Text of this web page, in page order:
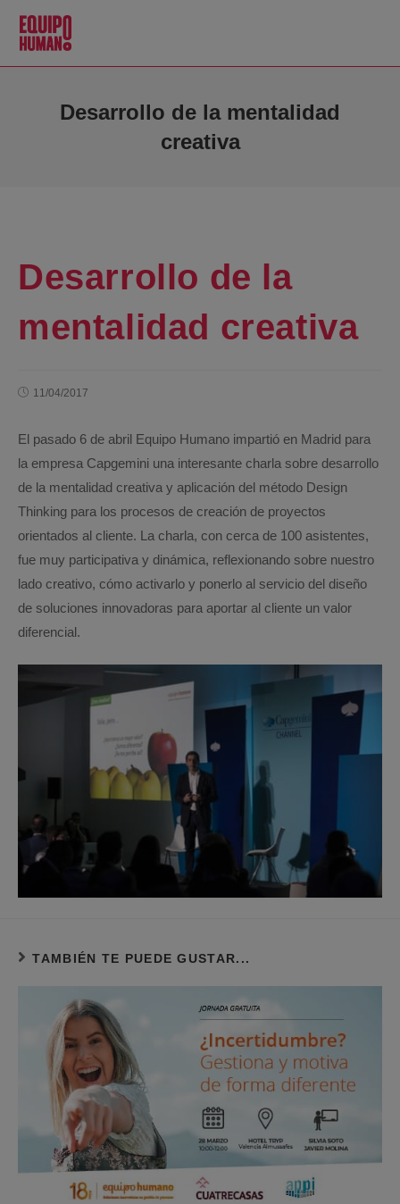
Desarrollo de la mentalidad
creativa
Desarrollo de la
mentalidad creativa
11/04/2017
El pasado 6 de abril Equipo Humano impartió en Madrid para
la empresa Capgemini una interesante charla sobre desarrollo
de la mentalidad creativa y aplicación del método Design
Thinking para los procesos de creación de proyectos
orientados al cliente. La charla, con cerca de 100 asistentes,
fue muy participativa y dinámica, reflexionando sobre nuestro
lado creativo, cómo activarlo y ponerlo al servicio del diseño
de soluciones innovadoras para aportar al cliente un valor
diferencial.
TAMBIÉN TE PUEDE GUSTAR...